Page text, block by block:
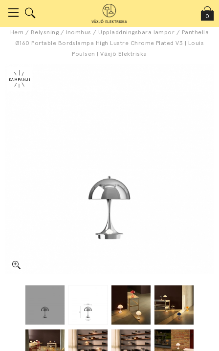
0
Hem / Belysning / Inomhus / Uppladdningsbara lampor / Panthella
Ø160 Portable Bordslampa High Lustre Chrome Plated V3 | Louis
Poulsen | Växjö Elektriska